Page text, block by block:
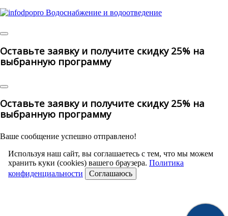
Оставьте заявку и получите скидку 25% на
выбранную программу
Оставьте заявку и получите скидку 25% на
выбранную программу
Ваше сообщение успешно отправлено!
Используя наш сайт, вы соглашаетесь с тем, что мы можем
хранить куки (cookies) вашего браузера. Политика
конфиденциальности
Соглашаюсь